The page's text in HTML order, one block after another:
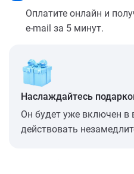
Оплатите онлайн и
e-mail за 5 минут.
Наслаждайтесь
Он будет уже включен в
действовать